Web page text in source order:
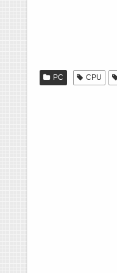
PC CPU